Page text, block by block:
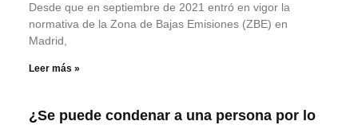
Desde que en septiembre de 2021 entró en vigor la
normativa de la Zona de Bajas Emisiones (ZBE) en
Madrid,
Leer más »
¿Se puede condenar a una persona por lo